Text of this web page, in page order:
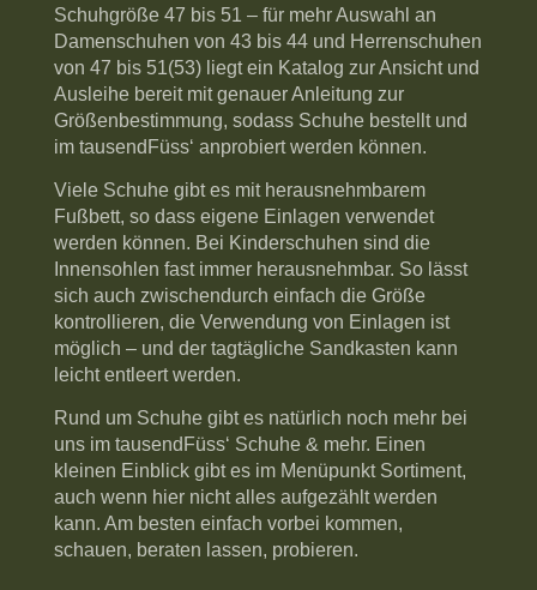
Schuhgröße 47 bis 51 – für mehr Auswahl an
Damenschuhen von 43 bis 44 und Herrenschuhen
von 47 bis 51(53) liegt ein Katalog zur Ansicht und
Ausleihe bereit mit genauer Anleitung zur
Größenbestimmung, sodass Schuhe bestellt und
im tausendFüss‘ anprobiert werden können.
Viele Schuhe gibt es mit herausnehmbarem
Fußbett, so dass eigene Einlagen verwendet
werden können. Bei Kinderschuhen sind die
Innensohlen fast immer herausnehmbar. So lässt
sich auch zwischendurch einfach die Größe
kontrollieren, die Verwendung von Einlagen ist
möglich – und der tagtägliche Sandkasten kann
leicht entleert werden.
Rund um Schuhe gibt es natürlich noch mehr bei
uns im tausendFüss‘ Schuhe & mehr. Einen
kleinen Einblick gibt es im Menüpunkt Sortiment,
auch wenn hier nicht alles aufgezählt werden
kann. Am besten einfach vorbei kommen,
schauen, beraten lassen, probieren.